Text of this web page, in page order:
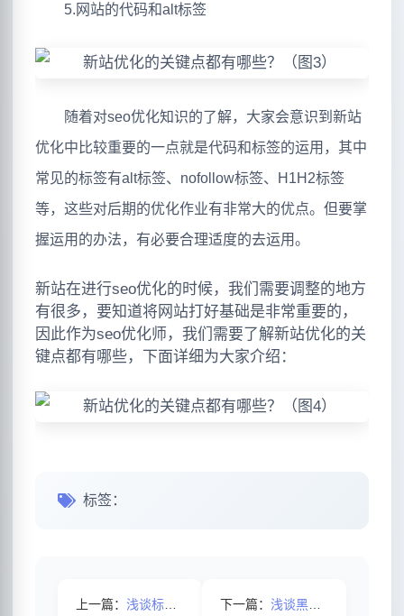
5.网站的代码和alt标签
随着对seo优化知识的了解，大家会意识到新站
优化中比较重要的一点就是代码和标签的运用，其中
常见的标签有alt标签、nofollow标签、H1H2标签
等，这些对后期的优化作业有非常大的优点。但要掌
握运用的办法，有必要合理适度的去运用。
新站在进行seo优化的时候，我们需要调整的地方
有很多，要知道将网站打好基础是非常重要的，
因此作为seo优化师，我们需要了解新站优化的关
键点都有哪些，下面详细为大家介绍：
标签：
上一篇： 浅谈标题优化的时候需要注意哪些细节? 下一篇： 浅谈黑链对网站有影响吗？